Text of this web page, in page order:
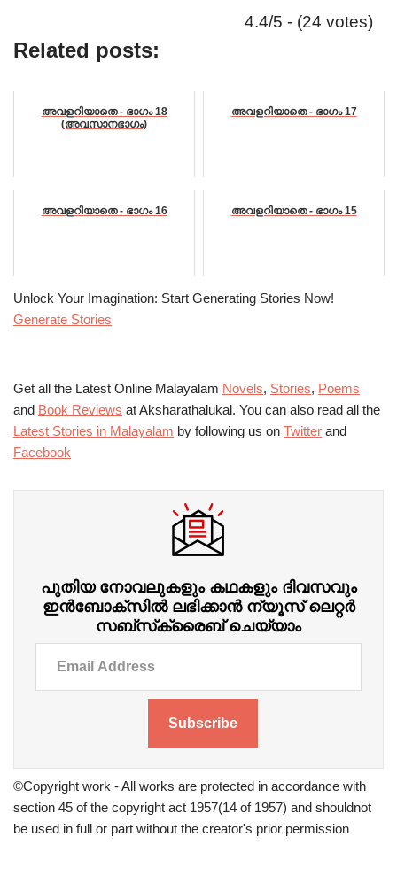
4.4/5 - (24 votes)
Related posts:
അവളറിയാതെ - ഭാഗം 18
(അവസാനഭാഗം)
അവളറിയാതെ - ഭാഗം 17
അവളറിയാതെ - ഭാഗം 16 അവളറിയാതെ - ഭാഗം 15
Unlock Your Imagination: Start Generating Stories Now!
Generate Stories
Get all the Latest Online Malayalam Novels, Stories, Poems
and Book Reviews at Aksharathalukal. You can also read all the
Latest Stories in Malayalam by following us on Twitter and
Facebook
പുതിയ നോവലുകളും കഥകളും ദിവസവും
ഇന്‍ബോക്‌സില്‍ ലഭിക്കാന്‍ ന്യൂസ് ലെറ്റർ
സബ്‌സ്‌ക്രൈബ് ചെയ്യാം
Subscribe
©Copyright work - All works are protected in accordance with
section 45 of the copyright act 1957(14 of 1957) and shouldnot
be used in full or part without the creator's prior permission